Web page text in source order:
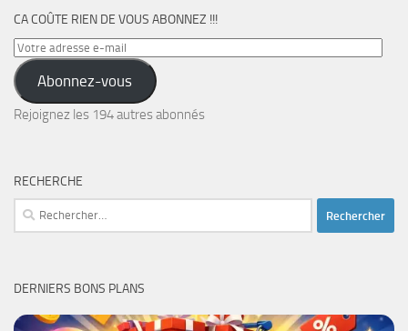
CA COÛTE RIEN DE VOUS ABONNEZ !!!
Votre
adresse
e-
mail
Abonnez-vous
Rejoignez les 194 autres abonnés
RECHERCHE
Rechercher :
DERNIERS BONS PLANS